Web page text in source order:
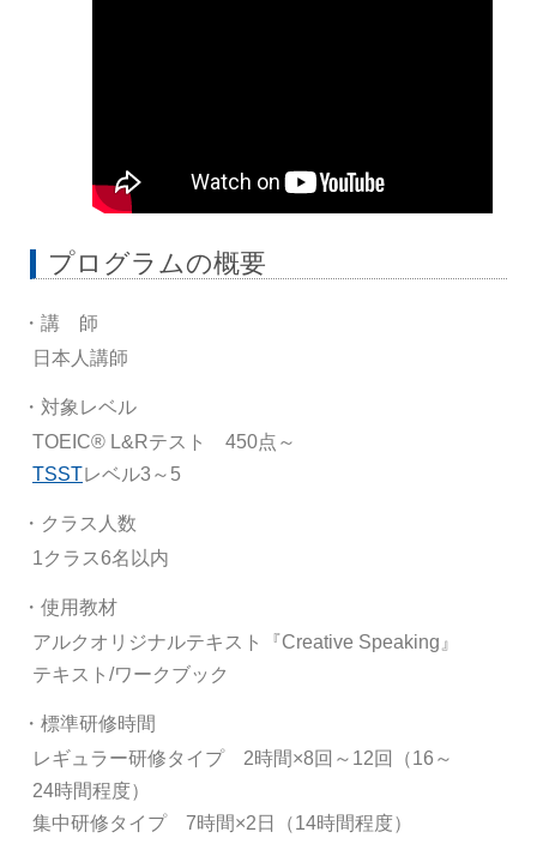
プログラムの概要
・講 師
日本人講師
・対象レベル
TOEIC® L&Rテスト 450点～
TSSTレベル3～5
・クラス人数
1クラス6名以内
・使用教材
アルクオリジナルテキスト『Creative Speaking』
テキスト/ワークブック
・標準研修時間
レギュラー研修タイプ 2時間×8回～12回（16～
24時間程度）
集中研修タイプ 7時間×2日（14時間程度）